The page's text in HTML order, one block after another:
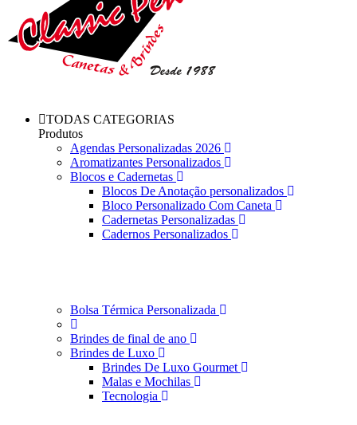
TODAS CATEGORIAS
Produtos
Agendas Personalizadas 2026
Aromatizantes Personalizados
Blocos e Cadernetas
Blocos De Anotação personalizados
Bloco Personalizado Com Caneta
Cadernetas Personalizadas
Cadernos Personalizados
Bolsa Térmica Personalizada
Brindes de final de ano
Brindes de Luxo
Brindes De Luxo Gourmet
Malas e Mochilas
Tecnologia